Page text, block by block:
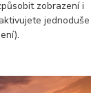
zobrazení i
jednoduše